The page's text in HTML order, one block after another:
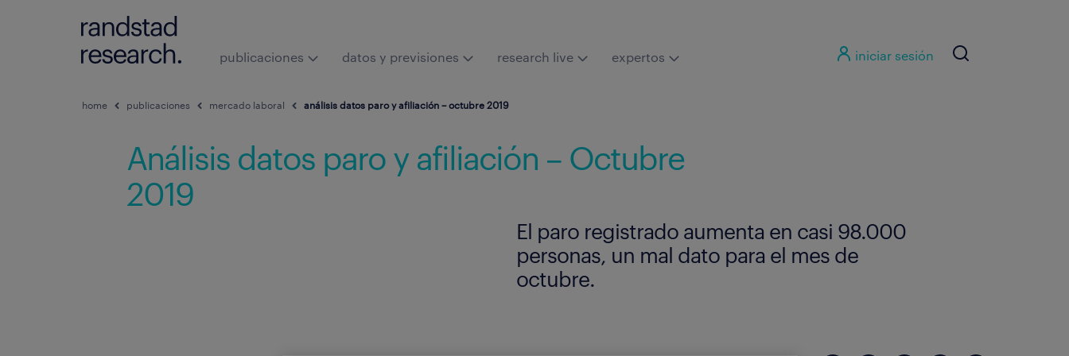
publicaciones datos y previsiones research live expertos iniciar sesión
home publicaciones mercado laboral análisis datos paro y afiliación – octubre 2019
Análisis datos paro y afiliación – Octubre
2019
El paro registrado aumenta en casi 98.000
personas, un mal dato para el mes de
octubre.